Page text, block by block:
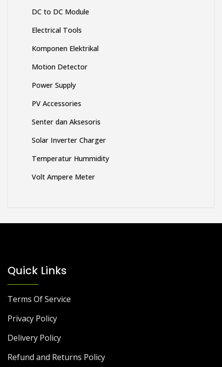
DC to DC Module
Electrical Tools
Komponen Elektrikal
Motion Detector
Power Supply
PV Accessories
Senter dan Aksesoris
Solar Inverter Charger
Temperatur Hummidity
Volt Ampere Meter
Quick Links
Terms Of Service
Privacy Policy
Delivery Policy
Refund and Returns Policy